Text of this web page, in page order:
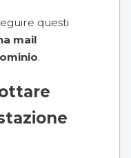
questi
mail
.